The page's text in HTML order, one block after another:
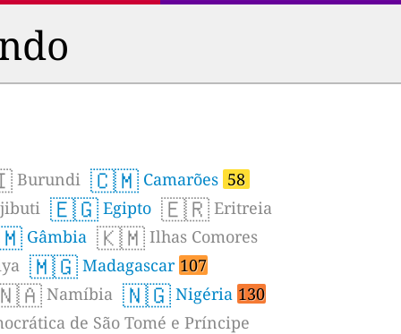
Burundi 🇨🇲 Camarões 58
🇪🇬 Egipto 🇪🇷 Eritreia
Gâmbia 🇰🇲 Ilhas Comores
🇲🇬 Madagascar 107
Namíbia 🇳🇬 Nigéria 130
de São Tomé e Príncipe